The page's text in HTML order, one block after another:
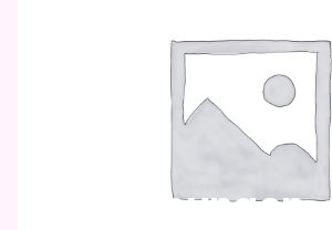
Begegnungen –